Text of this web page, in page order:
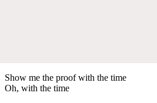
Show me the proof with the time
Oh, with the time